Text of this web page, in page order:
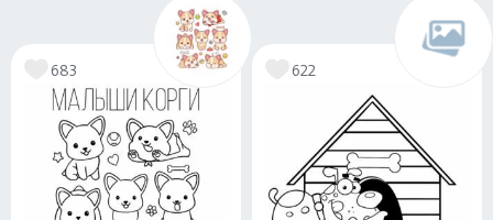
683 622